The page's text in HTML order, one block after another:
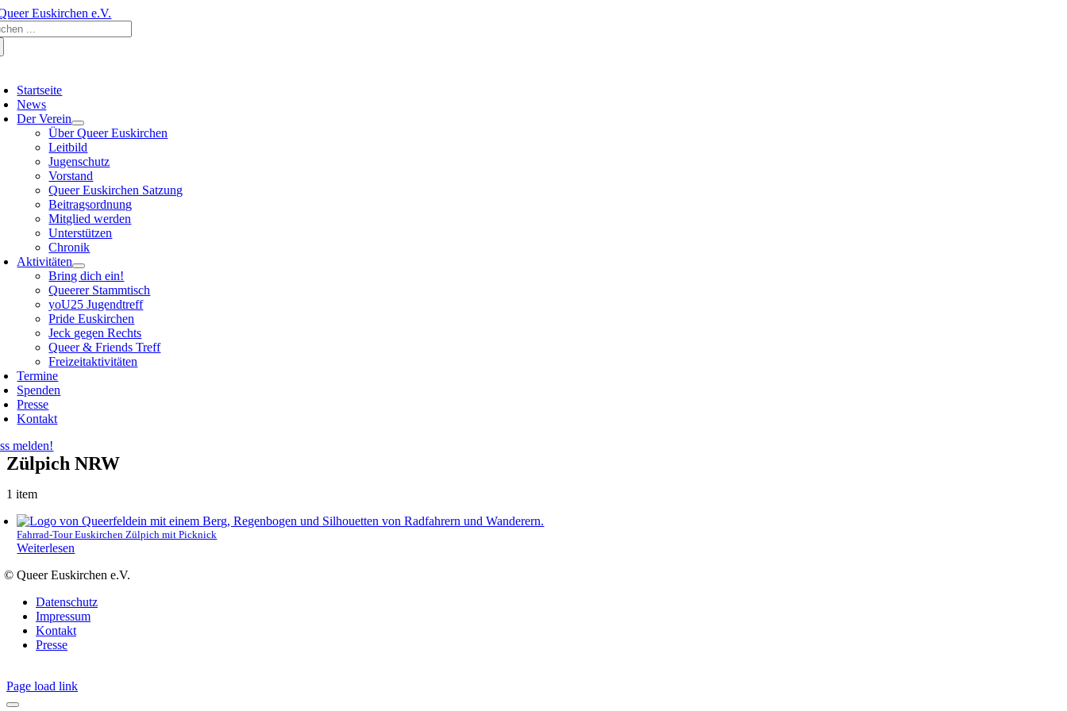
Zum
Inhalt
springen
Startseite
News
Der Verein
Über Queer Euskirchen
Leitbild
Jugenschutz
Vorstand
Queer Euskirchen Satzung
Beitragsordnung
Mitglied werden
Unterstützen
Chronik
Aktivitäten
Bring dich ein!
Queerer Stammtisch
yoU25 Jugendtreff
Pride Euskirchen
Jeck gegen Rechts
Queer & Friends Treff
Freizeitaktivitäten
Termine
Spenden
Presse
Kontakt
melden!
Zülpich NRW
1 item
Fahrrad-Tour Euskirchen Zülpich mit Picknick
Weiterlesen
© Queer Euskirchen e.V.
Datenschutz
Impressum
Kontakt
Presse
Page load link